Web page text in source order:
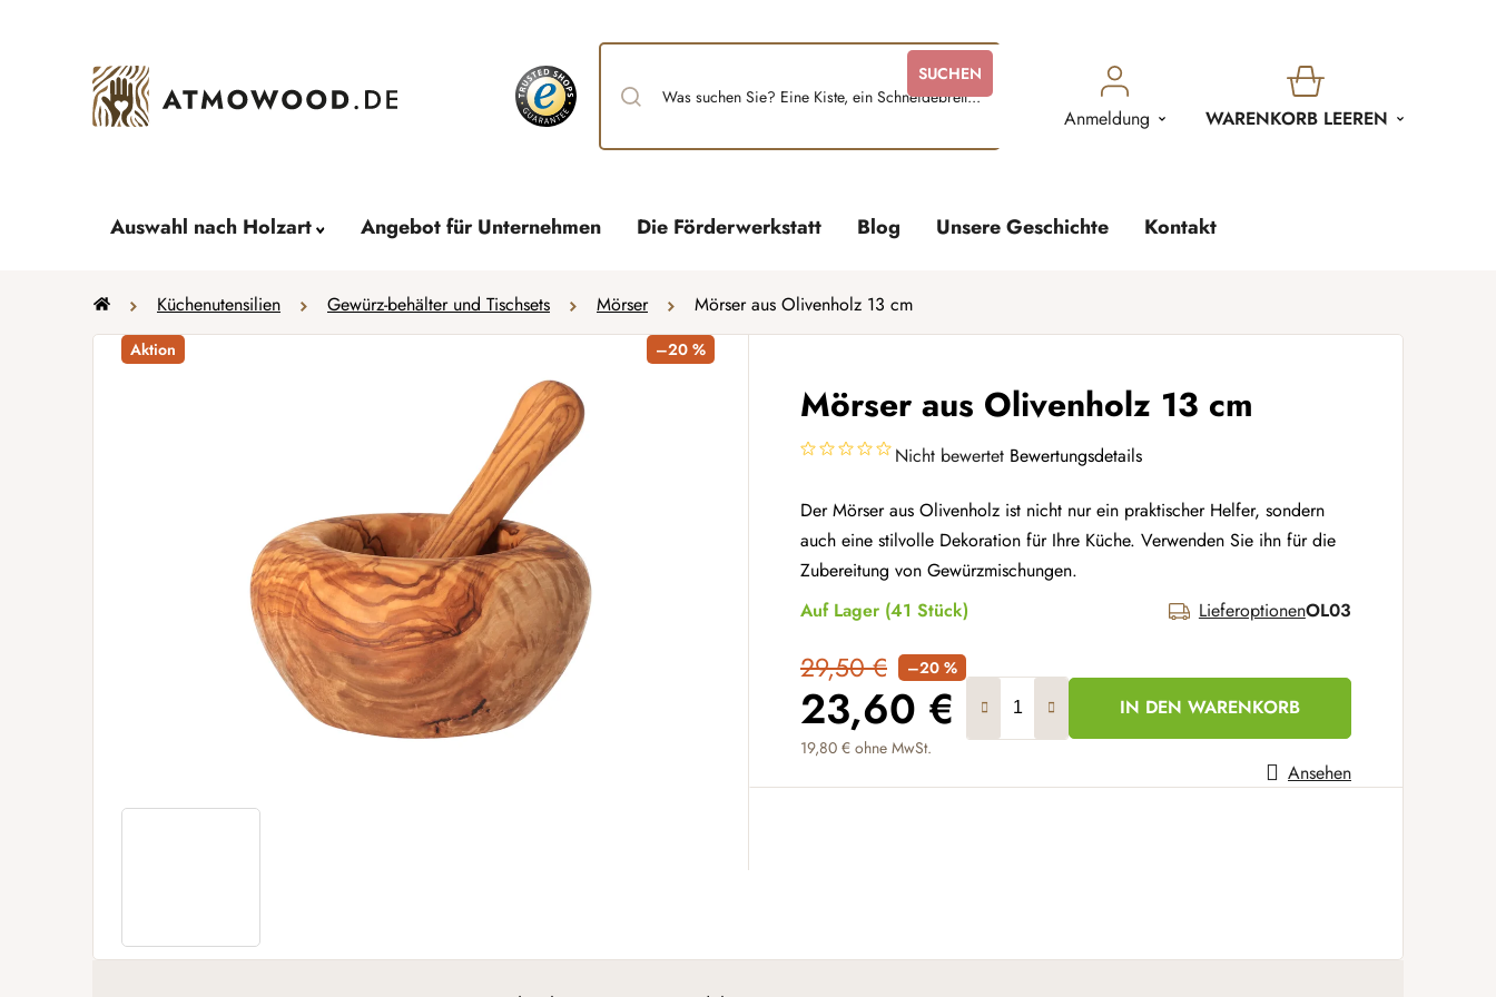
SUCHEN
Anmeldung
WARENKORB
WARENKORB LEEREN
Auswahl nach Holzart Angebot für Unternehmen Die Förderwerkstatt Blog Unsere Geschichte Kontakt
StartseiteKüchenutensilien Gewürz-behälter und Tischsets Mörser Mörser aus Olivenholz 13 cm
Mörser aus Olivenholz 13 cm
Nicht bewertet Bewertungsdetails
Der Mörser aus Olivenholz ist nicht nur ein praktischer Helfer, sondern
auch eine stilvolle Dekoration für Ihre Küche. Verwenden Sie ihn für die
Zubereitung von Gewürzmischungen.
Auf Lager (41 Stück) LieferoptionenOL03
29,50 € –20 %
23,60 €
19,80 € ohne MwSt.
Verkaufspreis:
IN DEN WARENKORB
Ansehen
Aktion –20 %